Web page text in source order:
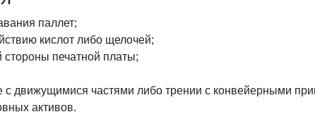
паллет;
кислот либо щелочей;
стороны печатной платы;
с движущимися частями либо трении с конвейерными
активов.